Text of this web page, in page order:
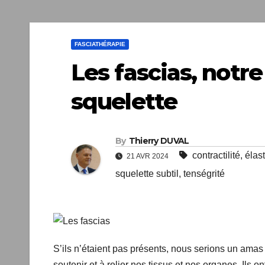
FASCIATHÉRAPIE
Les fascias,
squelette
By Thierry DUVAL
21 AVR 2024 contractilité
squelette subtil tenségrité
S’ils n’étaient pas présents, nous serions un
à soutenir et à relier nos tissus et nos organes. Ils